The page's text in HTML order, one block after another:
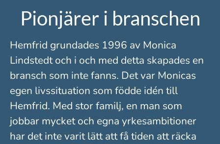
Pionjärer i branschen
Hemfrid grundades 1996 av Monica
Lindstedt och i och med detta skapades en
bransch som inte fanns. Det var Monicas
egen livssituation som födde idén till
Hemfrid. Med stor familj, en man som
jobbar mycket och egna yrkesambitioner
har det inte varit lätt att få tiden att räcka